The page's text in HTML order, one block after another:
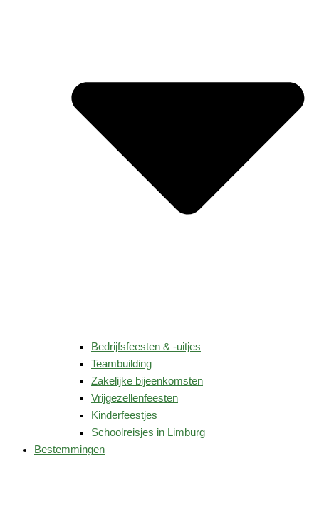
Bedrijfsfeesten & -uitjes
Teambuilding
Zakelijke bijeenkomsten
Vrijgezellenfeesten
Kinderfeestjes
Schoolreisjes in Limburg
Bestemmingen